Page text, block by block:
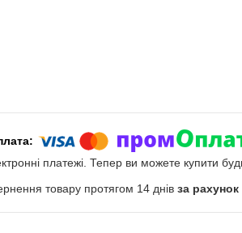
платежі. Тепер ви можете купити
товару протягом 14 днів за